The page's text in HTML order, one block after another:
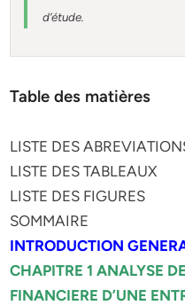
d’étude.
Table des matières
LISTE DES
LISTE DES TABLEAUX
LISTE DES FIGURES
SOMMAIRE
INTRODUCTION
CHAPITRE 1 ANALYSE
FINANCIERE D’UNE